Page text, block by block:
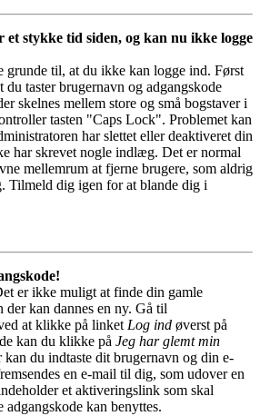
stykke tid siden, og kan nu ikke logge
grunde til, at du ikke kan logge ind. Først
du taster brugernavn og adgangskode
skelnes mellem store og små bogstaver i
tasten "Caps Lock". Problemet kan
har slettet eller deaktiveret din
har skrevet nogle indlæg. Det er normal
mellemrum at fjerne brugere, som aldrig
Tilmeld dig igen for at blande dig i
er ikke muligt at finde din gamle
der kan dannes en ny. Gå til
at klikke på linket Log ind øverst på
kan du klikke på Jeg har glemt min
kan du indtaste dit brugernavn og din e-
en e-mail til dig, som udover en
et aktiveringslink som skal
adgangskode kan benyttes.